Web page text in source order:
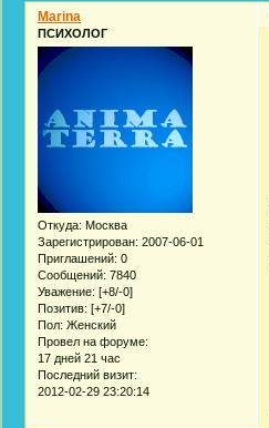
Marina
ПСИХОЛОГ
Откуда: Москва
Зарегистрирован: 2007-06-01
Приглашений: 0
Сообщений: 7840
Уважение: [+8/-0]
Позитив: [+7/-0]
Пол: Женский
Провел на форуме:
17 дней 21 час
Последний визит:
2012-02-29 23:20:14